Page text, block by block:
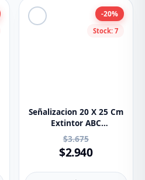
Stock: 7
-20%
Señalizacion 20 X 25 Cm
Extintor ABC
Multiproposito De 20
Libras
$3.675
$2.940